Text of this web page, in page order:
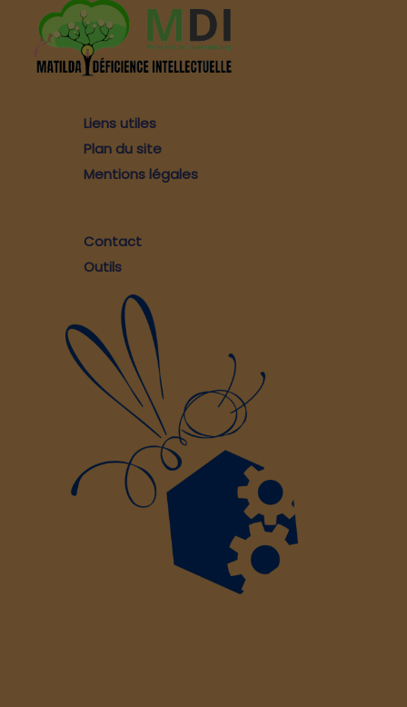
Liens utiles
Plan du site
Mentions légales
Contact
Outils